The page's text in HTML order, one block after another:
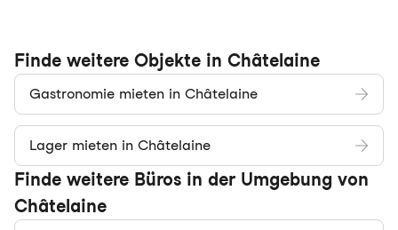
Finde weitere Objekte in Châtelaine
Gastronomie mieten in Châtelaine
Lager mieten in Châtelaine
Finde weitere Büros in der Umgebung von
Châtelaine